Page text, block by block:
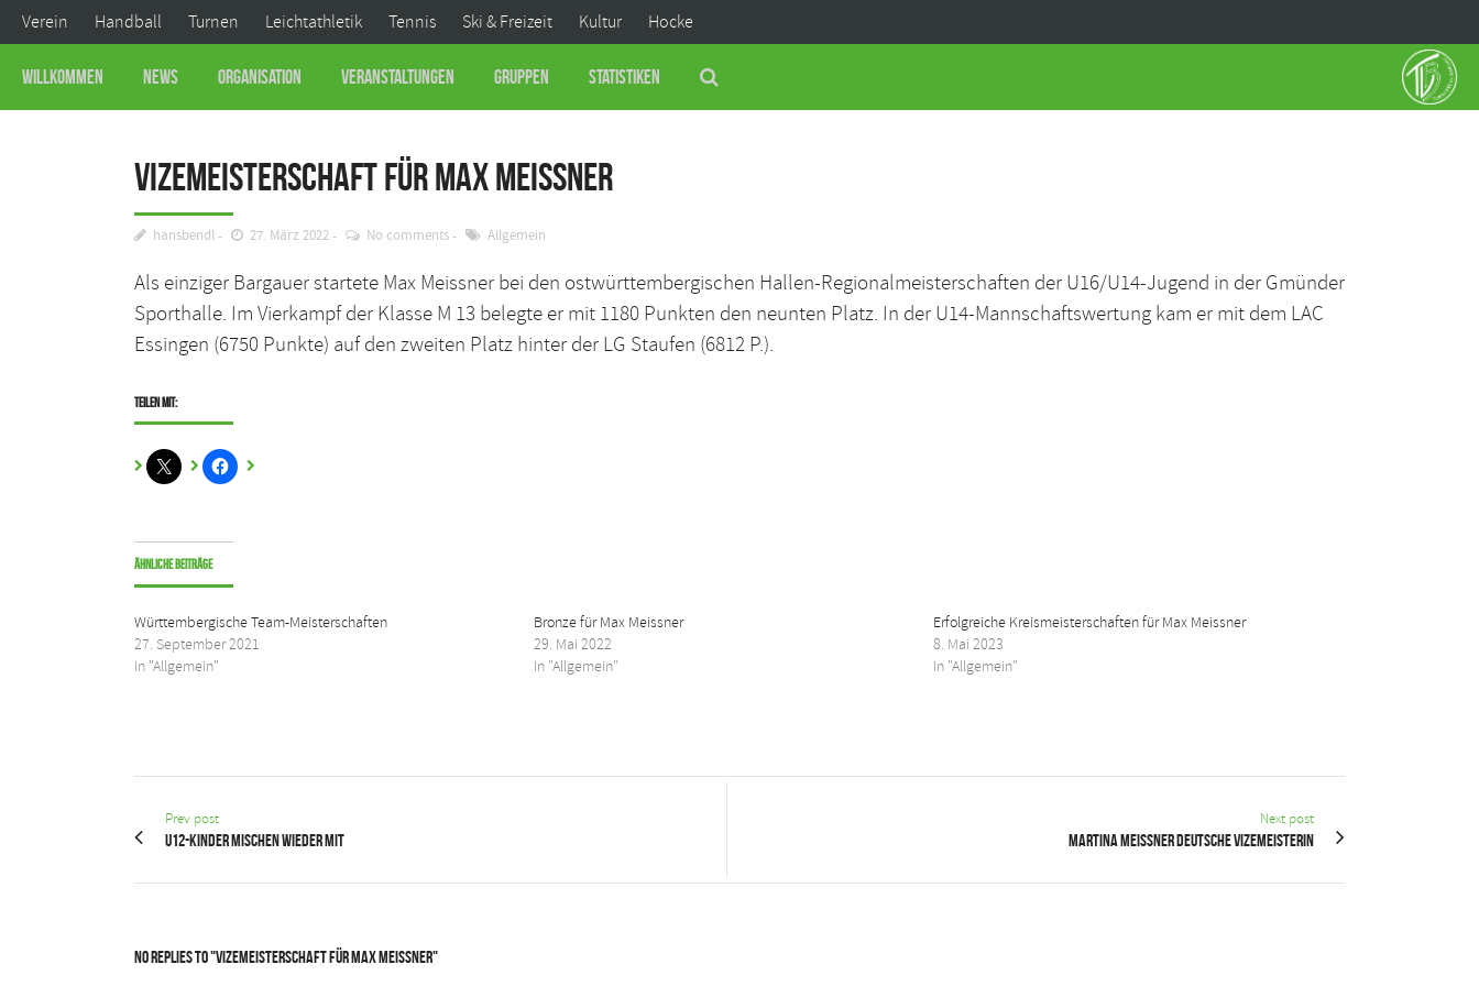
Verein Handball Turnen Leichtathletik Tennis Ski & Freizeit Kultur Hocke
Willkommen News Organisation Veranstaltungen Gruppen Statistiken
Vizemeisterschaft für Max Meissner
hansbendl 27. März 2022 No comments Allgemein
Als einziger Bargauer startete Max Meissner bei den ostwürttembergischen Hallen-Regionalmeisterschaften der U16/U14-Jugend in der Gmünder
Sporthalle. Im Vierkampf der Klasse M 13 belegte er mit 1180 Punkten den neunten Platz. In der U14-Mannschaftswertung kam er mit dem LAC
Essingen (6750 Punkte) auf den zweiten Platz hinter der LG Staufen (6812 P.).
Teilen mit:
Ähnliche Beiträge
Württembergische Team-Meisterschaften
27. September 2021
In "Allgemein"
Bronze für Max Meissner
29. Mai 2022
In "Allgemein"
Erfolgreiche Kreismeisterschaften für Max Meissner
8. Mai 2023
In "Allgemein"
Prev post
U12-Kinder mischen wieder mit
Next post
Martina Meissner deutsche Vizemeisterin
No Replies to "Vizemeisterschaft für Max Meissner"